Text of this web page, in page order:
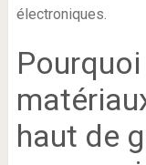
électroniques.
haut de